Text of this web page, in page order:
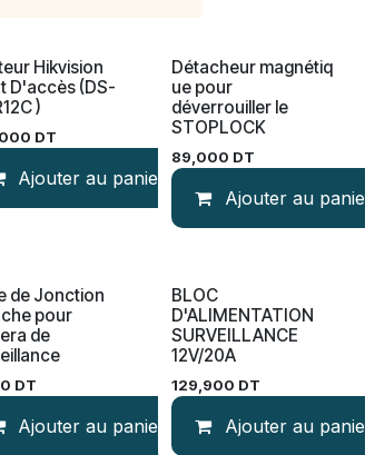
Hikvision
D'accès (DS-
)
DT
Ajouter au panier
Détacheur magnétiq
ue pour
déverrouiller le
STOPLOCK
89,000 DT
Ajouter au panier
de Jonction
pour
de
DT
Ajouter au panier
BLOC
D'ALIMENTATION
SURVEILLANCE
12V/20A
129,900 DT
Ajouter au panier